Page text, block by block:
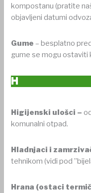
kompostanu (pratite
objavljeni datumi
Gume– besplatno
gume se mogu ostaviti
H
Higijenski ulošci –
komunalni otpad.
Hladnjaci i
tehnikom (vidi pod
Hrana (ostaci